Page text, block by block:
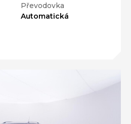
Převodovka
Automatická